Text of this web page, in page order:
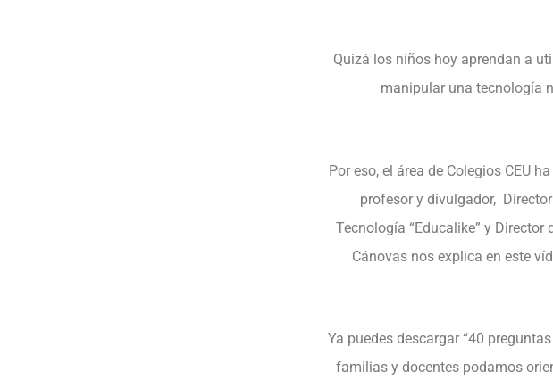
Quizá los niños hoy aprendan a
manipular una tecnología
Por eso, el área de Colegios CEU
profesor y divulgador,
Tecnología “Educalike” y Director
Cánovas nos explica en este
Ya puedes descargar “40
familias y docentes podamos